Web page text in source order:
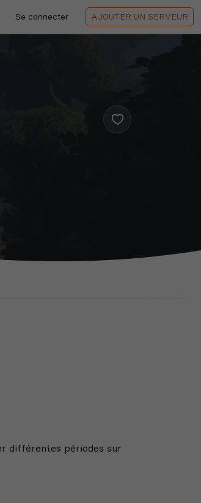
Se connecter AJOUTER UN SERVEUR
différentes périodes sur